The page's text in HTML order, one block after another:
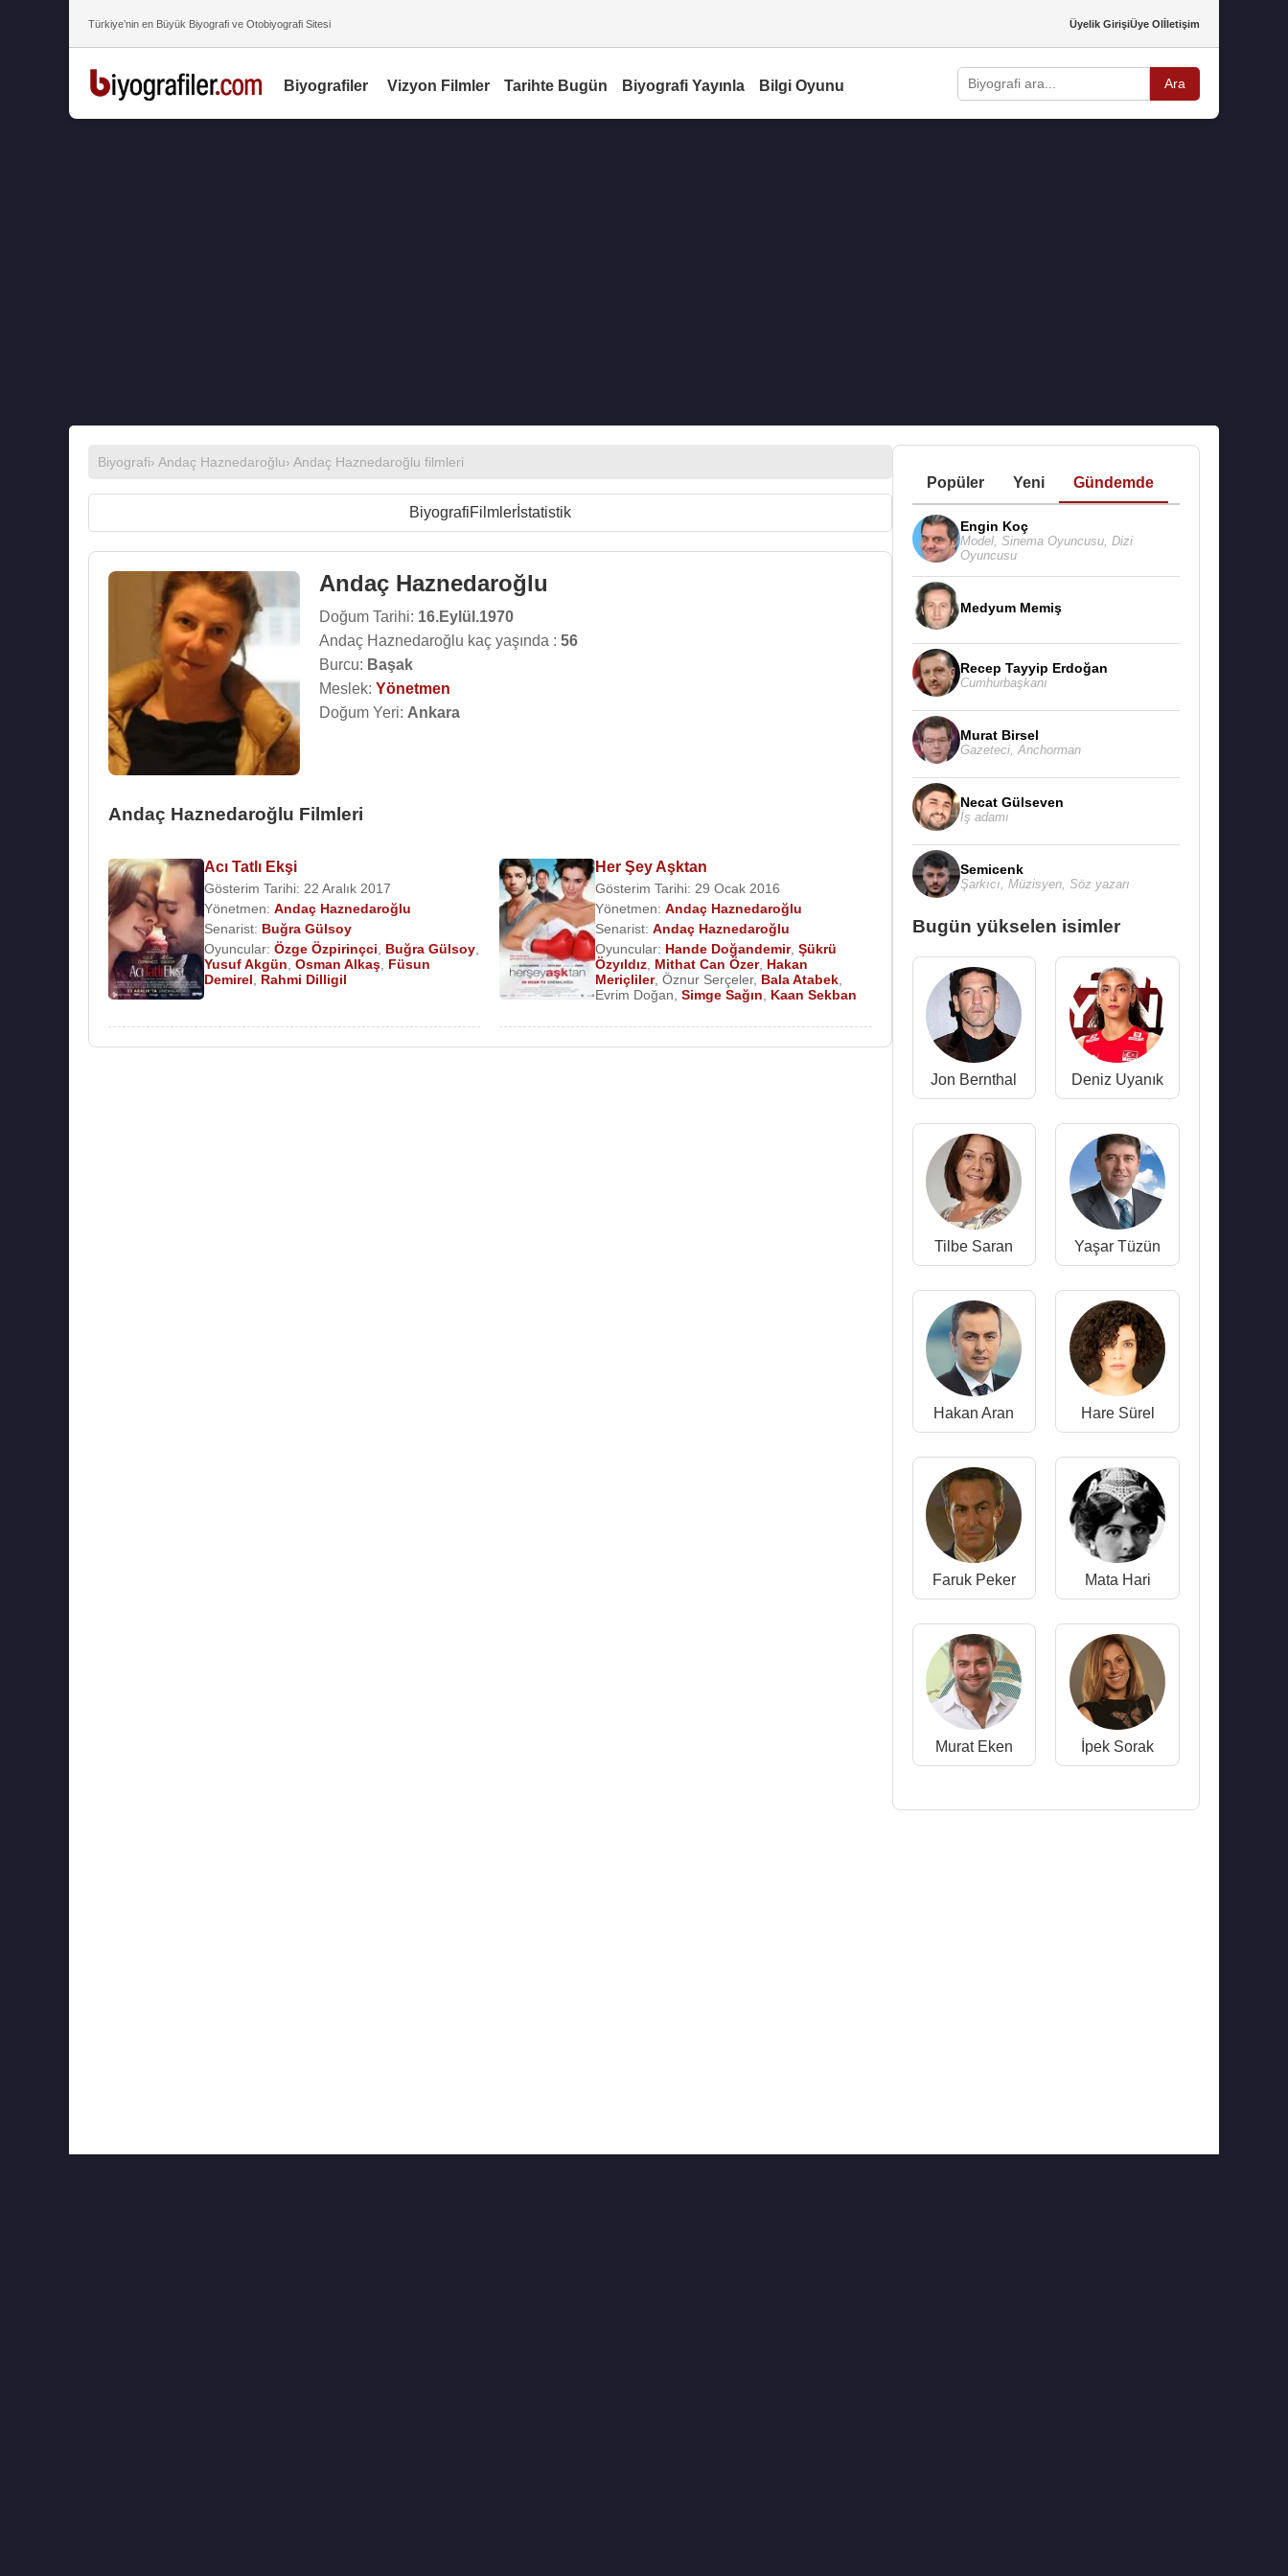
Türkiye’nin en Büyük Biyografi ve Otobiyografi Sitesi Üyelik GirişiÜye Olİletişim
Biyografiler Vizyon Filmler Tarihte Bugün Biyografi Yayınla Bilgi Oyunu Ara
Biyografi› Andaç Haznedaroğlu› Andaç Haznedaroğlu filmleri
BiyografiFilmlerİstatistik
Andaç Haznedaroğlu
Doğum Tarihi: 16.Eylül.1970
Andaç Haznedaroğlu kaç yaşında : 56
Burcu: Başak
Meslek: Yönetmen
Doğum Yeri: Ankara
Andaç Haznedaroğlu Filmleri
Acı Tatlı Ekşi
Gösterim Tarihi: 22 Aralık 2017
Yönetmen: Andaç Haznedaroğlu
Senarist: Buğra Gülsoy
Oyuncular: Özge Özpirinçci Buğra Gülsoy
Yusuf Akgün Osman Alkaş Füsun
Demirel
Rahmi Dilligil
Her Şey Aşktan
Gösterim Tarihi: 29 Ocak 2016
Yönetmen:Andaç Haznedaroğlu
Senarist:Andaç Haznedaroğlu
Oyuncular: Hande Doğandemir,Şükrü
Özyıldız Mithat Can Özer, Hakan
Meriçliler,Öznur Serçeler, Bala Atabek
Evrim Doğan ,Simge Sağın Kaan Sekban
Popüler Yeni Gündemde
Engin Koç
Model, Sinema Oyuncusu, Dizi
Oyuncusu
Medyum Memiş
Recep Tayyip Erdoğan
Cumhurbaşkanı
Murat Birsel
Gazeteci, Anchorman
Necat Gülseven
İş adamı
Semicenk
Şarkıcı Müzisyen, Söz yazarı
Bugün yükselen isimler
Jon Bernthal Deniz Uyanık
Tilbe Saran Yaşar Tüzün
Hakan Aran Hare Sürel
Faruk Peker Mata Hari
Murat Eken İpek Sorak